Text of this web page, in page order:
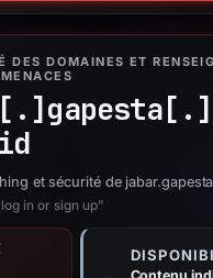
DES DOMAINES ET
gapesta[.]
id
et sécurité de
in or sign up”